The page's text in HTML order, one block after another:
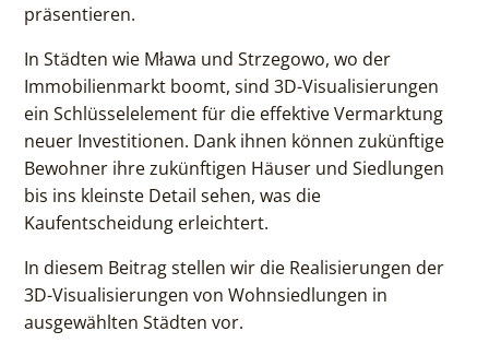
präsentieren.
In Städten wie Mława und Strzegowo, wo der
Immobilienmarkt boomt, sind 3D-Visualisierungen
ein Schlüsselelement für die effektive Vermarktung
neuer Investitionen. Dank ihnen können zukünftige
Bewohner ihre zukünftigen Häuser und Siedlungen
bis ins kleinste Detail sehen, was die
Kaufentscheidung erleichtert.
In diesem Beitrag stellen wir die Realisierungen der
3D-Visualisierungen von Wohnsiedlungen in
ausgewählten Städten vor.